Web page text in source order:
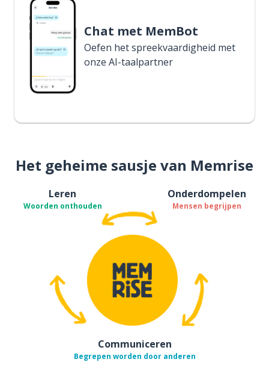
Chat met MemBot
Oefen het spreekvaardigheid met
onze AI-taalpartner
Het geheime sausje van Memrise
Leren
Woorden onthouden
Onderdompelen
Mensen begrijpen
Communiceren
Begrepen worden door anderen